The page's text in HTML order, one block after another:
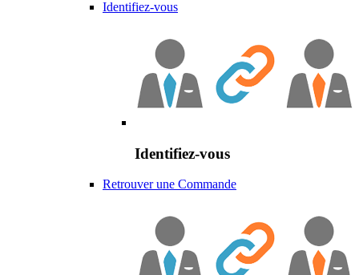
Identifiez-vous
Identifiez-vous
Retrouver une Commande